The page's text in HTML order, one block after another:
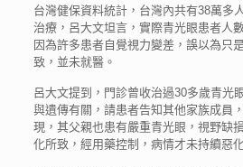
台灣健保資料統計，台灣內共有38萬多
治療，呂大文坦言，實際青光眼患者人
因為許多患者自覺視力變差，誤以為只
致，並未就醫。
呂大文提到，門診曾收治過30多歲青光
與遺傳有關，請患者告知其他家族成員
現，其父親也患有嚴重青光眼，視野缺
化所致，經用藥控制，病情才未持續惡